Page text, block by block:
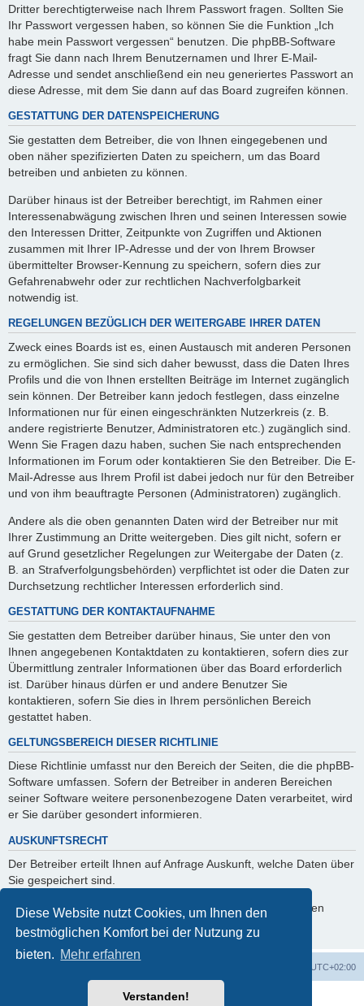
Diese Website nutzt Cookies, um Ihnen den
bestmöglichen Komfort bei der Nutzung zu
bieten. Mehr erfahren
Verstanden!
Dritter berechtigterweise nach Ihrem Passwort fragen. Sollten Sie
Ihr Passwort vergessen haben, so können Sie die Funktion „Ich
habe mein Passwort vergessen“ benutzen. Die phpBB-Software
fragt Sie dann nach Ihrem Benutzernamen und Ihrer E-Mail-
Adresse und sendet anschließend ein neu generiertes Passwort an
diese Adresse, mit dem Sie dann auf das Board zugreifen können.
GESTATTUNG DER DATENSPEICHERUNG
Sie gestatten dem Betreiber, die von Ihnen eingegebenen und
oben näher spezifizierten Daten zu speichern, um das Board
betreiben und anbieten zu können.
Darüber hinaus ist der Betreiber berechtigt, im Rahmen einer
Interessenabwägung zwischen Ihren und seinen Interessen sowie
den Interessen Dritter, Zeitpunkte von Zugriffen und Aktionen
zusammen mit Ihrer IP-Adresse und der von Ihrem Browser
übermittelter Browser-Kennung zu speichern, sofern dies zur
Gefahrenabwehr oder zur rechtlichen Nachverfolgbarkeit
notwendig ist.
REGELUNGEN BEZÜGLICH DER WEITERGABE IHRER DATEN
Zweck eines Boards ist es, einen Austausch mit anderen Personen
zu ermöglichen. Sie sind sich daher bewusst, dass die Daten Ihres
Profils und die von Ihnen erstellten Beiträge im Internet zugänglich
sein können. Der Betreiber kann jedoch festlegen, dass einzelne
Informationen nur für einen eingeschränkten Nutzerkreis (z. B.
andere registrierte Benutzer, Administratoren etc.) zugänglich sind.
Wenn Sie Fragen dazu haben, suchen Sie nach entsprechenden
Informationen im Forum oder kontaktieren Sie den Betreiber. Die E-
Mail-Adresse aus Ihrem Profil ist dabei jedoch nur für den Betreiber
und von ihm beauftragte Personen (Administratoren) zugänglich.
Andere als die oben genannten Daten wird der Betreiber nur mit
Ihrer Zustimmung an Dritte weitergeben. Dies gilt nicht, sofern er
auf Grund gesetzlicher Regelungen zur Weitergabe der Daten (z.
B. an Strafverfolgungsbehörden) verpflichtet ist oder die Daten zur
Durchsetzung rechtlicher Interessen erforderlich sind.
GESTATTUNG DER KONTAKTAUFNAHME
Sie gestatten dem Betreiber darüber hinaus, Sie unter den von
Ihnen angegebenen Kontaktdaten zu kontaktieren, sofern dies zur
Übermittlung zentraler Informationen über das Board erforderlich
ist. Darüber hinaus dürfen er und andere Benutzer Sie
kontaktieren, sofern Sie dies in Ihrem persönlichen Bereich
gestattet haben.
GELTUNGSBEREICH DIESER RICHTLINIE
Diese Richtlinie umfasst nur den Bereich der Seiten, die die phpBB-
Software umfassen. Sofern der Betreiber in anderen Bereichen
seiner Software weitere personenbezogene Daten verarbeitet, wird
er Sie darüber gesondert informieren.
AUSKUNFTSRECHT
Der Betreiber erteilt Ihnen auf Anfrage Auskunft, welche Daten über
Sie gespeichert sind.
Sie können jederzeit die Löschung bzw. Sperrung Ihrer Daten
verlangen. Kontaktieren Sie hierzu bitte den Betreiber.
UTC+02:00
Powered byphpBB® Forum Software © phpBB Limited